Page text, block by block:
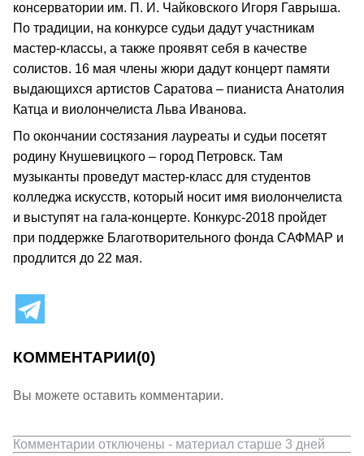
консерватории им. П. И. Чайковского Игоря Гаврыша.
По традиции, на конкурсе судьи дадут участникам
мастер-классы, а также проявят себя в качестве
солистов. 16 мая члены жюри дадут концерт памяти
выдающихся артистов Саратова – пианиста Анатолия
Катца и виолончелиста Льва Иванова.
По окончании состязания лауреаты и судьи посетят
родину Кнушевицкого – город Петровск. Там
музыканты проведут мастер-класс для студентов
колледжа искусств, который носит имя виолончелиста
и выступят на гала-концерте. Конкурс-2018 пройдет
при поддержке Благотворительного фонда САФМАР и
продлится до 22 мая.
КОММЕНТАРИИ(0)
Вы можете оставить комментарии.
Комментарии отключены - материал старше 3 дней